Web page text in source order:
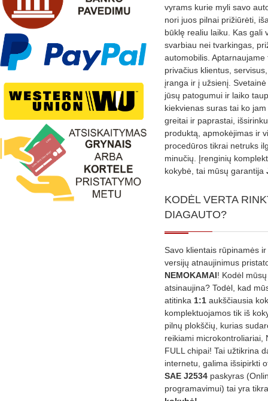
vyrams kurie myli savo
nori juos pilnai prižiūrėti,
būklę realiu laiku. Kas gali
svarbiau nei tvarkingas,
automobilis. Aptarnaujame
privačius klientus,
įranga ir į užsienį.
jūsų patogumui ir laiko
kiekvienas suras tai ko
greitai ir paprastai,
produktą, apmokėjimas ir
procedūros tikrai netruks
minučių. Įrenginių
kokybė, tai mūsų garantija
KODĖL VERTA
DIAGAUTO?
Savo klientais rūpinamės
versijų atnaujinimus
NEMOKAMAI! Kodėl
atsinaujina? Todėl, kad
atitinka 1:1 aukščiausia
komplektuojamos tik iš
pilnų plokščių, kurias
reikiami microkontroliariai,
FULL chipai! Tai užtikrina
internetu, galima išsipirkti
SAE J2534 paskyras
programavimui) tai yra